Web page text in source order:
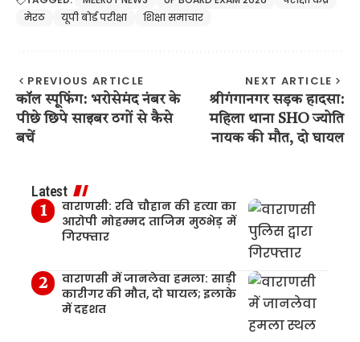
मेरठ
यूपी बोर्ड परीक्षा शिक्षा समाचार
PREVIOUS ARTICLE
कॉल स्पूफिंग: भरोसेमंद नंबर के
पीछे छिपे साइबर ठगों से कैसे
बचें
NEXT ARTICLE
श्रीगंगानगर सड़क हादसा:
महिला थाना SHO ज्योति
नायक की मौत, दो घायल
Latest
वाराणसी: रवि चौहान की हत्या का
आरोपी मोहम्मद ताजिम मुठभेड़ में
गिरफ्तार
वाराणसी में जानलेवा हमला: साड़ी
कारीगर की मौत, दो घायल; इलाके
में दहशत